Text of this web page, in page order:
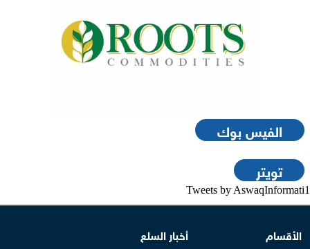
الفيس بوك
تويتر
Tweets by AswaqInformati1
الأقسام
أخبار السلع